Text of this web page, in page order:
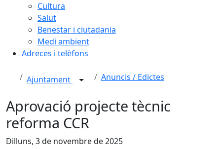
Cultura
Salut
Benestar i ciutadania
Medi ambient
Adreces i telèfons
Ajuntament Anuncis / Edictes
Aprovació projecte tècnic
reforma CCR
Dilluns, 3 de novembre de 2025